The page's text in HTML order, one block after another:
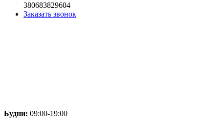
380683829604
Заказать звонок
Будни: 09:00-19:00